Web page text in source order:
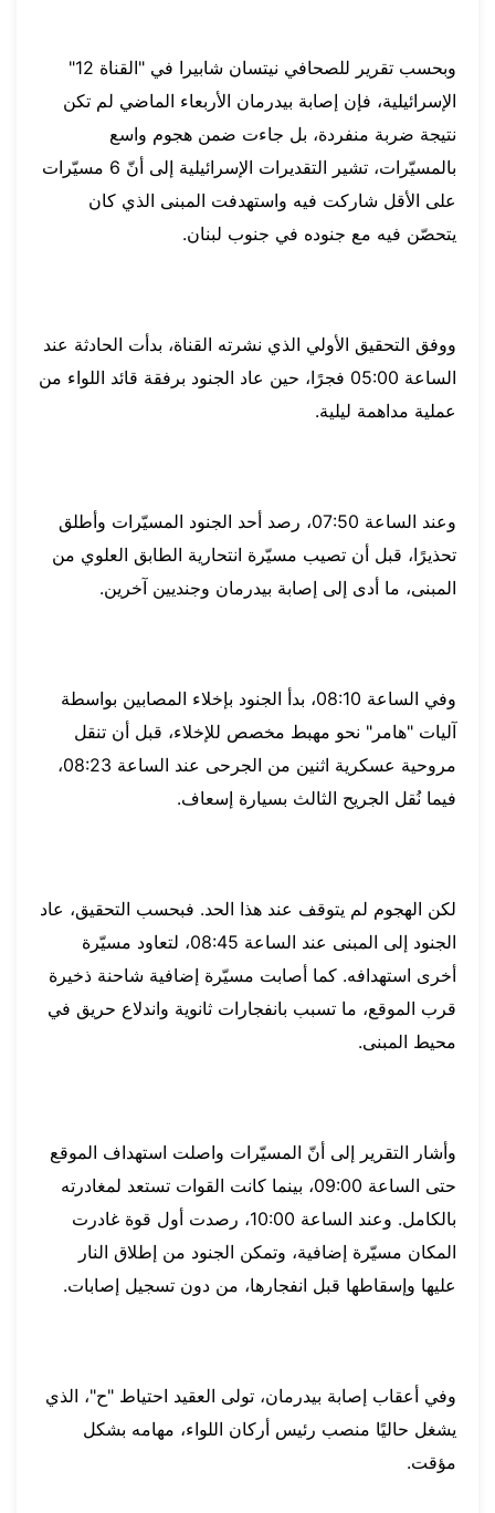
وبحسب تقرير للصحافي نيتسان شابيرا في "القناة 12"
الإسرائيلية، فإن إصابة بيدرمان الأربعاء الماضي لم تكن
نتيجة ضربة منفردة، بل جاءت ضمن هجوم واسع
بالمسيّرات، تشير التقديرات الإسرائيلية إلى أنّ 6 مسيّرات
على الأقل شاركت فيه واستهدفت المبنى الذي كان
يتحصّن فيه مع جنوده في جنوب لبنان.
ووفق التحقيق الأولي الذي نشرته القناة، بدأت الحادثة عند
الساعة 05:00 فجرًا، حين عاد الجنود برفقة قائد اللواء من
عملية مداهمة ليلية.
وعند الساعة 07:50، رصد أحد الجنود المسيّرات وأطلق
تحذيرًا، قبل أن تصيب مسيّرة انتحارية الطابق العلوي من
المبنى، ما أدى إلى إصابة بيدرمان وجنديين آخرين.
وفي الساعة 08:10، بدأ الجنود بإخلاء المصابين بواسطة
آليات "هامر" نحو مهبط مخصص للإخلاء، قبل أن تنقل
مروحية عسكرية اثنين من الجرحى عند الساعة 08:23،
فيما نُقل الجريح الثالث بسيارة إسعاف.
لكن الهجوم لم يتوقف عند هذا الحد. فبحسب التحقيق، عاد
الجنود إلى المبنى عند الساعة 08:45، لتعاود مسيّرة
أخرى استهدافه. كما أصابت مسيّرة إضافية شاحنة ذخيرة
قرب الموقع، ما تسبب بانفجارات ثانوية واندلاع حريق في
محيط المبنى.
وأشار التقرير إلى أنّ المسيّرات واصلت استهداف الموقع
حتى الساعة 09:00، بينما كانت القوات تستعد لمغادرته
بالكامل. وعند الساعة 10:00، رصدت أول قوة غادرت
المكان مسيّرة إضافية، وتمكن الجنود من إطلاق النار
عليها وإسقاطها قبل انفجارها، من دون تسجيل إصابات.
وفي أعقاب إصابة بيدرمان، تولى العقيد احتياط "ح"، الذي
يشغل حاليًا منصب رئيس أركان اللواء، مهامه بشكل
مؤقت.